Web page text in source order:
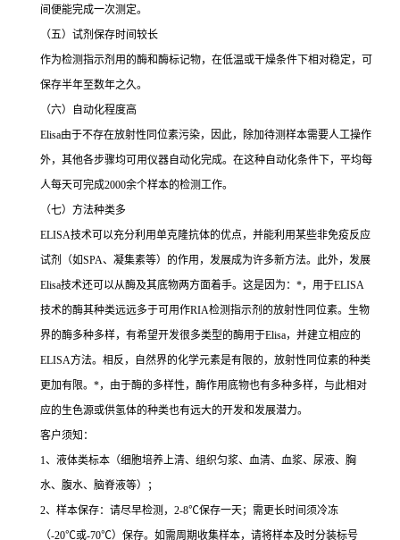
间便能完成一次测定。
（五）试剂保存时间较长
作为检测指示剂用的酶和酶标记物，在低温或干燥条件下相对稳定，可
保存半年至数年之久。
（六）自动化程度高
Elisa由于不存在放射性同位素污染，因此，除加待测样本需要人工操作
外，其他各步骤均可用仪器自动化完成。在这种自动化条件下，平均每
人每天可完成2000余个样本的检测工作。
（七）方法种类多
ELISA技术可以充分利用单克隆抗体的优点，并能利用某些非免疫反应
试剂（如SPA、凝集素等）的作用，发展成为许多新方法。此外，发展
Elisa技术还可以从酶及其底物两方面着手。这是因为： *，用于ELISA
技术的酶其种类远远多于可用作RIA检测指示剂的放射性同位素。生物
界的酶多种多样，有希望开发很多类型的酶用于Elisa，并建立相应的
ELISA方法。相反，自然界的化学元素是有限的，放射性同位素的种类
更加有限。 *，由于酶的多样性，酶作用底物也有多种多样，与此相对
应的生色源或供氢体的种类也有远大的开发和发展潜力。
客户须知：
1、液体类标本（细胞培养上清、组织匀浆、血清、血浆、尿液、胸
水、腹水、脑脊液等）；
2、样本保存：请尽早检测， 2-8℃保存一天；需更长时间须冷冻
（-20℃或-70℃）保存。如需周期收集样本，请将样本及时分装标号